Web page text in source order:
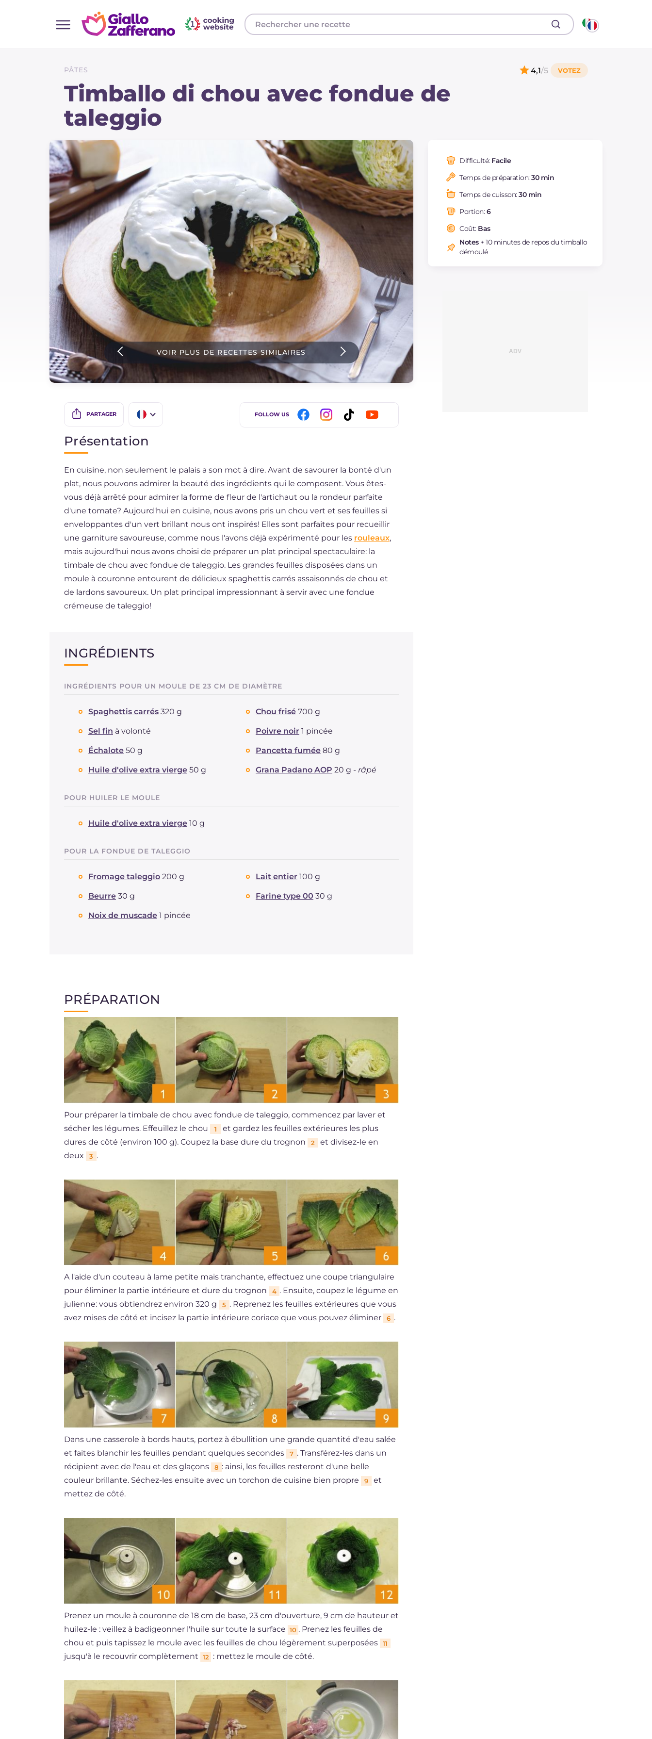
Toutes les recettes
Plats principaux
Accompagnement
Pizzas et focaccia
Gateaux et patisserie
Dernieres recettes
Instagram
YouTube
PÂTES
Timballo di chou avec fondue de
taleggio
4,1/5
VOIR PLUS DE RECETTES SIMILAIRES
PARTAGER
BR
ES
NL
FOLLOW US
Difficulté: Facile
Temps de préparation:30 min
Temps de cuisson:30 min
Portion:6
Coût: Bas
Notes+ 10 minutes de repos du timballo
démoulé
Présentation
En cuisine, non seulement le palais a son mot à dire. Avant de savourer la bonté d'un
plat, nous pouvons admirer la beauté des ingrédients qui le composent. Vous êtes-
vous déjà arrêté pour admirer la forme de fleur de l'artichaut ou la rondeur parfaite
d'une tomate? Aujourd'hui en cuisine, nous avons pris un chou vert et ses feuilles si
enveloppantes d'un vert brillant nous ont inspirés! Elles sont parfaites pour recueillir
une garniture savoureuse, comme nous l'avons déjà expérimenté pour les rouleaux,
mais aujourd'hui nous avons choisi de préparer un plat principal spectaculaire: la
timbale de chou avec fondue de taleggio. Les grandes feuilles disposées dans un
moule à couronne entourent de délicieux spaghettis carrés assaisonnés de chou et
de lardons savoureux. Un plat principal impressionnant à servir avec une fondue
crémeuse de taleggio!
INGRÉDIENTS
INGRÉDIENTS POUR UN MOULE DE 23 CM DE DIAMÈTRE
Spaghettis carrés 320 g Chou frisé 700 g
Sel fin à volonté Poivre noir 1 pincée
Échalote 50 g Pancetta fumée 80 g
Huile d'olive extra vierge 50 g Grana Padano AOP 20 g - râpé
POUR HUILER LE MOULE
Huile d'olive extra vierge 10 g
POUR LA FONDUE DE TALEGGIO
Fromage taleggio 200 g Lait entier 100 g
Beurre 30 g Farine type 00 30 g
Noix de muscade 1 pincée
PRÉPARATION
Pour préparer la timbale de chou avec fondue de taleggio, commencez par laver et
sécher les légumes. Effeuillez le chou
1
et gardez les feuilles extérieures les plus
dures de côté (environ 100 g). Coupez la base dure du trognon
2
et divisez-le en
deux
3 .
A l'aide d'un couteau à lame petite mais tranchante, effectuez une coupe triangulaire
pour éliminer la partie intérieure et dure du trognon
4 . Ensuite, coupez le légume en
julienne: vous obtiendrez environ 320 g
5 . Reprenez les feuilles extérieures que vous
avez mises de côté et incisez la partie intérieure coriace que vous pouvez éliminer
6 .
Dans une casserole à bords hauts, portez à ébullition une grande quantité d'eau salée
et faites blanchir les feuilles pendant quelques secondes
7 . Transférez-les dans un
récipient avec de l'eau et des glaçons
8 : ainsi, les feuilles resteront d'une belle
couleur brillante. Séchez-les ensuite avec un torchon de cuisine bien propre
9
et
mettez de côté.
Prenez un moule à couronne de 18 cm de base, 23 cm d'ouverture, 9 cm de hauteur et
huilez-le : veillez à badigeonner l'huile sur toute la surface 10 . Prenez les feuilles de
chou et puis tapissez le moule avec les feuilles de chou légèrement superposées
11
jusqu'à le recouvrir complètement 12 : mettez le moule de côté.